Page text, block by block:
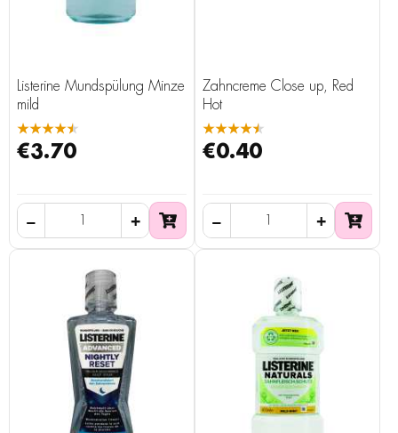
Listerine Mundspülung Minze
mild
★★★★★
€3.70
Zahncreme Close up, Red
Hot
★★★★★
€0.40